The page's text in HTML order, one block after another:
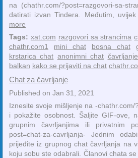
na (chathr.com/?post=razgovori-sa-
datirati izvan Tindera. Međutim,
more
Tags: xat.com razgovori sa strancima
chathr.com1
mini chat bosna chat
krstarica chat anonimni chat
balkan kako se prijaviti na chat
Chat za čavrljanje
Published on Jan 31, 2021
Iznesite svoje mišljenje na -chathr.com/
i pokažite osobnost. Šaljite GIF-ove,
grupnim čavrljanjima ili privatnim
post=chat-za-cavrljanja- Jednim
prijeđite iz grupnog chat čavrljanja na
koju sobu ste odabrali. Članovi chata